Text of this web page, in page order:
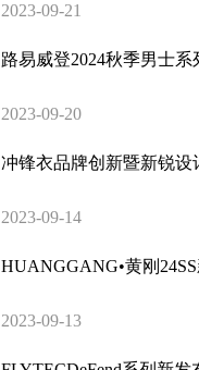
2023-09-21
路易威登2024秋季男士系
2023-09-20
冲锋衣品牌创新暨新锐设
2023-09-14
HUANGGANG•黄刚
2023-09-13